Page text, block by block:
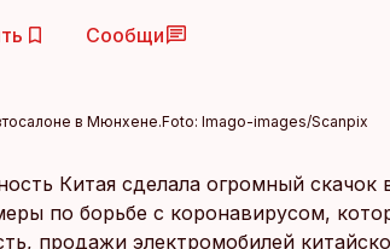
Сообщи
в Мюнхене.Foto: Imago-images/Scanpix
Китая сделала огромный
по борьбе с коронавирусом,
продажи электромобилей